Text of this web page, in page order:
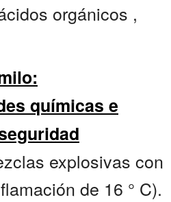
orgánicos ,
químicas e
explosivas con
de 16 ° C).